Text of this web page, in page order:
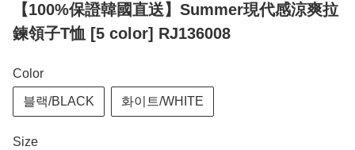
【100%保證韓國直送】Summer現代感涼爽拉
鍊領子T恤 [5 color] RJ136008
Color
블랙/BLACK 화이트/WHITE
Size